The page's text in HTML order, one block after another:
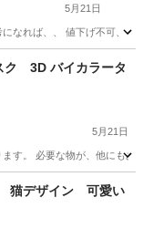
5月21日
なれば、、 値下げ不可、
ツ
ク 3D バイカラータ
5月21日
す。 必要な物が、他にも
猫デザイン 可愛い